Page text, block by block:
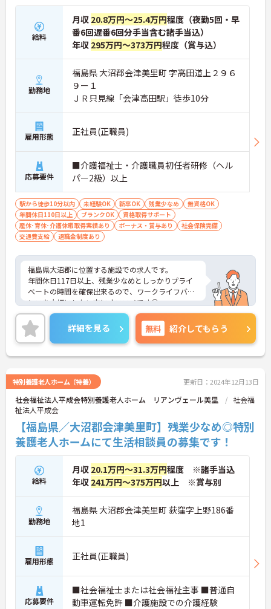
給料
月収 20.8万円～25.4万円程度（夜勤5回・早
番6回遅番6回分手当含む諸手当込）
年収 295万円～373万円程度（賞与込）
勤務地
福島県 大沼郡会津美里町 字高田道上２９６
９ー１
ＪＲ只見線「会津高田駅」徒歩10分
雇用形態 正社員(正職員)
応募要件
■介護福祉士・介護職員初任者研修（ヘル
パー2級）以上
駅から徒歩10分以内 未経験OK 新卒OK 残業少なめ
無資格OK
年間休日110日以上
ブランクOK
資格取得サポート
産休･育休･介護休暇取得実績あり
ボーナス・賞与あり
社会保険完備
交通費支給
退職金制度あり
福島県大沼郡に位置する施設での求人です。
年間休日117日以上、残業少なめとしっかりプライ
ベートの時間を確保出来るので、ワークライフバラ
ンスを大切にしたい方にオススメです◎
社会保険はもちろん福利厚生もしっかりしているの
で長く安心して勤務していただけます★
また資格取得支援制度もあり！スキルアップを目指
す方にもオススメの環境です♪
ご興味ある方には、面接対策ポイントなど、さらに
い。
詳細を見る 無料 紹介してもらう
特別養護老人ホーム（特養） 更新日：2024年12月13日
社会福祉法人平成会特別養護老人ホーム リアンヴェール美里
社会福
祉法人平成会
【福島県／大沼郡会津美里町】残業少なめ◎特別
養護老人ホームにて生活相談員の募集です！
給料
月収 20.1万円～31.3万円程度 ※諸手当込
年収 241万円～375万円以上 ※賞与別
勤務地
福島県 大沼郡会津美里町 荻窪字上野186番
地1
雇用形態 正社員(正職員)
応募要件
■社会福祉士または社会福祉主事 ■普通自
動車運転免許 ■介護施設での介護経験